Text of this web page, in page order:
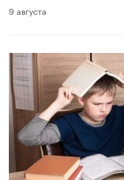
9 августа